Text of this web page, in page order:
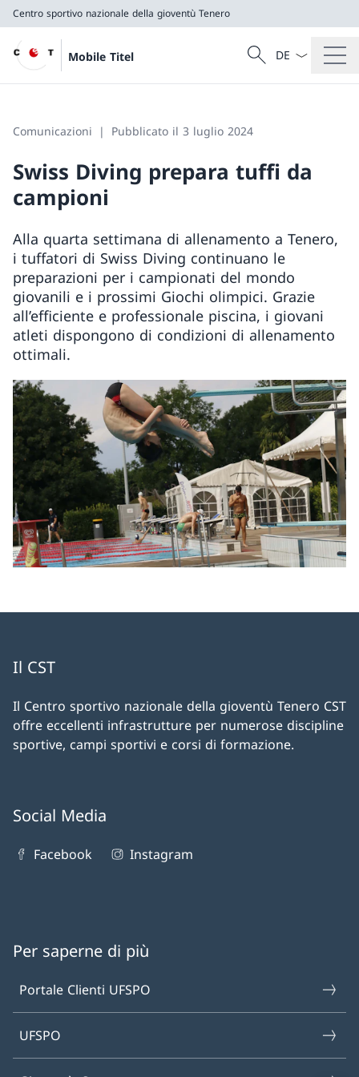
Centro sportivo nazionale della gioventù Tenero
Mobile Titel
Cercare
Ricerca
Dal menu a
Comunicazioni Pubblicato il 3 luglio 2024
Swiss Diving prepara tuffi da
campioni
Alla quarta settimana di allenamento a Tenero,
i tuffatori di Swiss Diving continuano le
preparazioni per i campionati del mondo
giovanili e i prossimi Giochi olimpici. Grazie
all’efficiente e professionale piscina, i giovani
atleti dispongono di condizioni di allenamento
ottimali.
Il CST
Il Centro sportivo nazionale della gioventù Tenero CST
offre eccellenti infrastrutture per numerose discipline
sportive, campi sportivi e corsi di formazione.
Social Media
Facebook Instagram
Per saperne di più
Portale Clienti UFSPO
UFSPO